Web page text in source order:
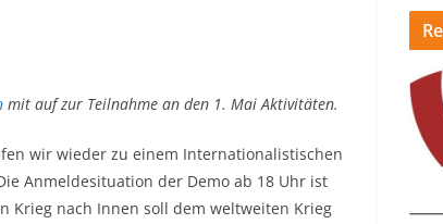
mit auf zur Teilnahme an den 1. Mai Aktivitäten.
wir wieder zu einem Internationalistischen
Anmeldesituation der Demo ab 18 Uhr ist
Krieg nach Innen soll dem weltweiten Krieg